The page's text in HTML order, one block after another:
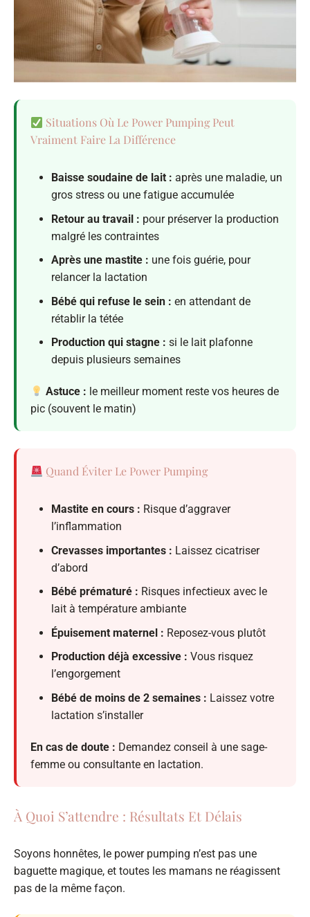
Situations Où Le Power Pumping Peut
Vraiment Faire La Différence
Baisse soudaine de lait : après une maladie, un
gros stress ou une fatigue accumulée
Retour au travail : pour préserver la production
malgré les contraintes
Après une mastite : une fois guérie, pour
relancer la lactation
Bébé qui refuse le sein : en attendant de
rétablir la tétée
Production qui stagne : si le lait plafonne
depuis plusieurs semaines
Astuce : le meilleur moment reste vos heures de
pic (souvent le matin)
Quand Éviter Le Power Pumping
Mastite en cours : Risque d’aggraver
l’inflammation
Crevasses importantes : Laissez cicatriser
d’abord
Bébé prématuré : Risques infectieux avec le
lait à température ambiante
Épuisement maternel : Reposez-vous plutôt
Production déjà excessive : Vous risquez
l’engorgement
Bébé de moins de 2 semaines : Laissez votre
lactation s’installer
En cas de doute : Demandez conseil à une sage-
femme ou consultante en lactation.
À Quoi S’attendre : Résultats Et Délais
Soyons honnêtes, le power pumping n’est pas une
baguette magique, et toutes les mamans ne réagissent
pas de la même façon.